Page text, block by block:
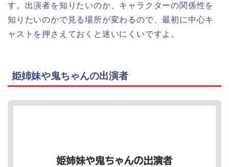
す。出演者を知りたいのか、キャラクターの関係性を
知りたいのかで見る場所が変わるので、最初に中心キ
ャストを押さえておくと迷いにくいですよ。
姫姉妹や鬼ちゃんの出演者